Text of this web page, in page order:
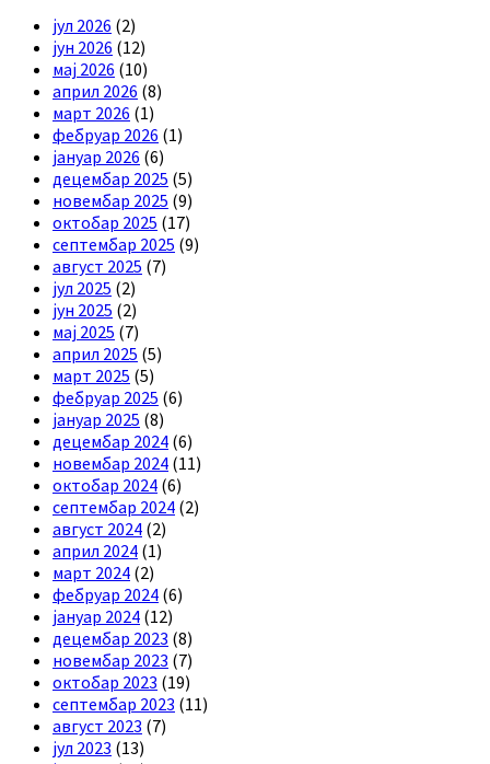
јул 2026 (2)
јун 2026 (12)
мај 2026 (10)
април 2026 (8)
март 2026 (1)
фебруар 2026 (1)
јануар 2026 (6)
децембар 2025 (5)
новембар 2025 (9)
октобар 2025 (17)
септембар 2025 (9)
август 2025 (7)
јул 2025 (2)
јун 2025 (2)
мај 2025 (7)
април 2025 (5)
март 2025 (5)
фебруар 2025 (6)
јануар 2025 (8)
децембар 2024 (6)
новембар 2024 (11)
октобар 2024 (6)
септембар 2024 (2)
август 2024 (2)
април 2024 (1)
март 2024 (2)
фебруар 2024 (6)
јануар 2024 (12)
децембар 2023 (8)
новембар 2023 (7)
октобар 2023 (19)
септембар 2023 (11)
август 2023 (7)
јул 2023 (13)